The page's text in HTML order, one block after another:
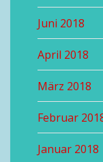
Juni 2018
April 2018
März 2018
Februar
Januar 2018